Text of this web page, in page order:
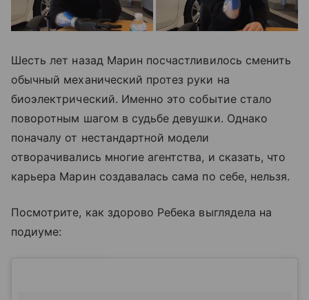
Шесть лет назад Марин посчастливилось сменить
обычный механический протез руки на
биоэлектрический. Именно это событие стало
поворотным шагом в судьбе девушки. Однако
поначалу от нестандартной модели
отворачивались многие агентства, и сказать, что
карьера Марин создавалась сама по себе, нельзя.
Посмотрите, как здорово Ребека выглядела на
подиуме: